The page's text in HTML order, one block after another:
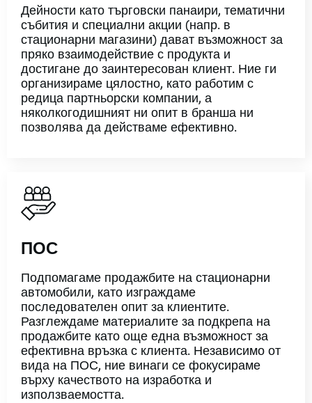
Дейности като търговски панаири, тематични
събития и специални акции (напр. в
стационарни магазини) дават възможност за
пряко взаимодействие с продукта и
достигане до заинтересован клиент. Ние ги
организираме цялостно, като работим с
редица партньорски компании, а
няколкогодишният ни опит в бранша ни
позволява да действаме ефективно.
ПОС
Подпомагаме продажбите на стационарни
автомобили, като изграждаме
последователен опит за клиентите.
Разглеждаме материалите за подкрепа на
продажбите като още една възможност за
ефективна връзка с клиента. Независимо от
вида на ПОС, ние винаги се фокусираме
върху качеството на изработка и
използваемостта.